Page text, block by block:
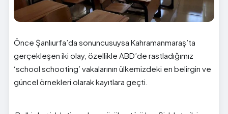
Önce Şanlıurfa’da sonuncusuysa Kahramanmaraş’ta
gerçekleşen iki olay, özellikle ABD’de rastladığımız
‘school schooting’ vakalarının ülkemizdeki en belirgin ve
güncel örnekleri olarak kayıtlara geçti.